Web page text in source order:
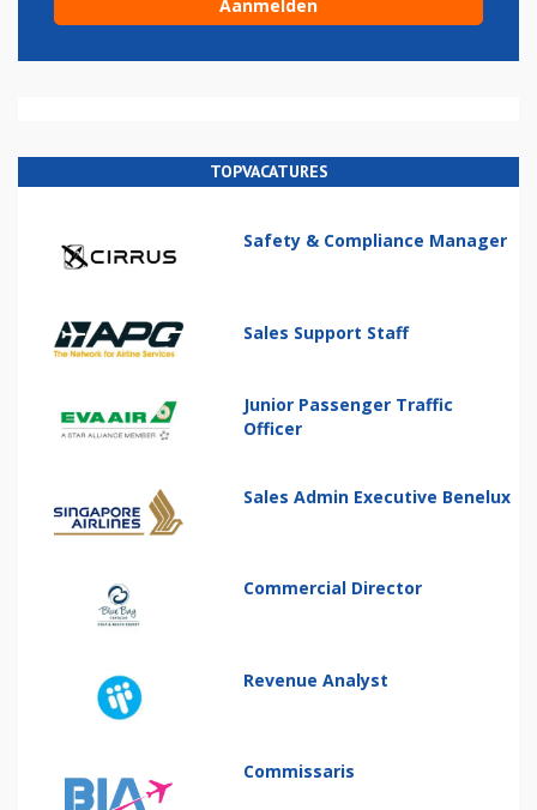
TOPVACATURES
Safety & Compliance Manager
Sales Support Staff
Junior Passenger Traffic
Officer
Sales Admin Executive Benelux
Commercial Director
Revenue Analyst
Commissaris